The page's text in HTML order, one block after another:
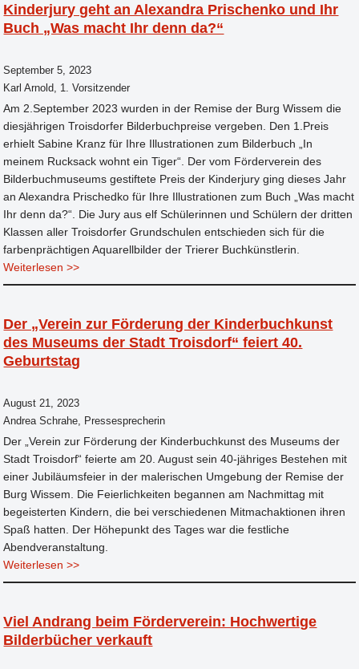
Kinderjury geht an Alexandra Prischenko und Ihr
Buch „Was macht Ihr denn da?“
September 5, 2023
Karl Arnold, 1. Vorsitzender
Am 2.September 2023 wurden in der Remise der Burg Wissem die
diesjährigen Troisdorfer Bilderbuchpreise vergeben. Den 1.Preis
erhielt Sabine Kranz für Ihre Illustrationen zum Bilderbuch „In
meinem Rucksack wohnt ein Tiger“. Der vom Förderverein des
Bilderbuchmuseums gestiftete Preis der Kinderjury ging dieses Jahr
an Alexandra Prischedko für Ihre Illustrationen zum Buch „Was macht
Ihr denn da?“. Die Jury aus elf Schülerinnen und Schülern der dritten
Klassen aller Troisdorfer Grundschulen entschieden sich für die
farbenprächtigen Aquarellbilder der Trierer Buchkünstlerin.
Weiterlesen >>
Der „Verein zur Förderung der Kinderbuchkunst
des Museums der Stadt Troisdorf“ feiert 40.
Geburtstag
August 21, 2023
Andrea Schrahe, Pressesprecherin
Der „Verein zur Förderung der Kinderbuchkunst des Museums der
Stadt Troisdorf“ feierte am 20. August sein 40-jähriges Bestehen mit
einer Jubiläumsfeier in der malerischen Umgebung der Remise der
Burg Wissem. Die Feierlichkeiten begannen am Nachmittag mit
begeisterten Kindern, die bei verschiedenen Mitmachaktionen ihren
Spaß hatten. Der Höhepunkt des Tages war die festliche
Abendveranstaltung.
Weiterlesen >>
Viel Andrang beim Förderverein: Hochwertige
Bilderbücher verkauft